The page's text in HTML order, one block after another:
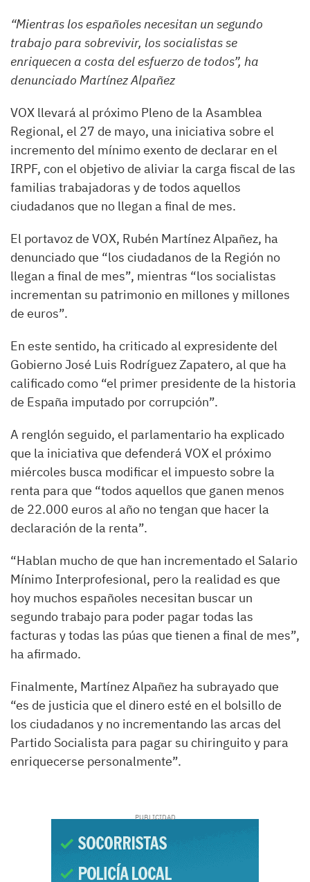
“Mientras los españoles necesitan un segundo
trabajo para sobrevivir, los socialistas se
enriquecen a costa del esfuerzo de todos”, ha
denunciado Martínez Alpañez
VOX llevará al próximo Pleno de la Asamblea
Regional, el 27 de mayo, una iniciativa sobre el
incremento del mínimo exento de declarar en el
IRPF, con el objetivo de aliviar la carga fiscal de las
familias trabajadoras y de todos aquellos
ciudadanos que no llegan a final de mes.
El portavoz de VOX, Rubén Martínez Alpañez, ha
denunciado que “los ciudadanos de la Región no
llegan a final de mes”, mientras “los socialistas
incrementan su patrimonio en millones y millones
de euros”.
En este sentido, ha criticado al expresidente del
Gobierno José Luis Rodríguez Zapatero, al que ha
calificado como “el primer presidente de la historia
de España imputado por corrupción”.
A renglón seguido, el parlamentario ha explicado
que la iniciativa que defenderá VOX el próximo
miércoles busca modificar el impuesto sobre la
renta para que “todos aquellos que ganen menos
de 22.000 euros al año no tengan que hacer la
declaración de la renta”.
“Hablan mucho de que han incrementado el Salario
Mínimo Interprofesional, pero la realidad es que
hoy muchos españoles necesitan buscar un
segundo trabajo para poder pagar todas las
facturas y todas las púas que tienen a final de mes”,
ha afirmado.
Finalmente, Martínez Alpañez ha subrayado que
“es de justicia que el dinero esté en el bolsillo de
los ciudadanos y no incrementando las arcas del
Partido Socialista para pagar su chiringuito y para
enriquecerse personalmente”.